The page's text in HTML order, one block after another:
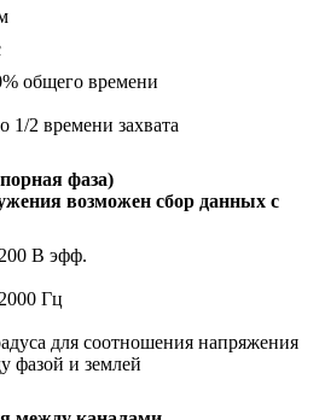
общего времени
1/2 времени захвата
фаза)
возможен сбор данных с
В эфф.
Гц
для соотношения напряжения
фазой и землей